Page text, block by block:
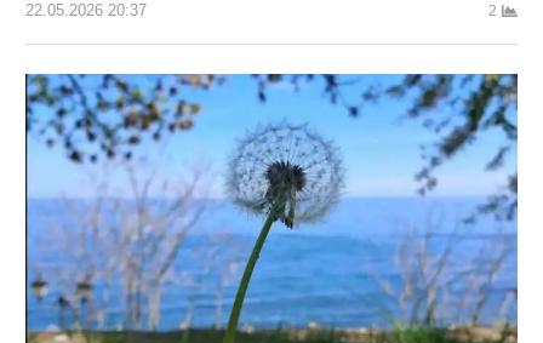
22.05.2026 20:37 2